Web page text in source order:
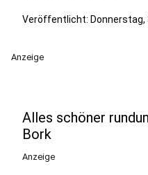
Veröffentlicht: Donnerstag,
Anzeige
Alles schöner
Bork
Anzeige